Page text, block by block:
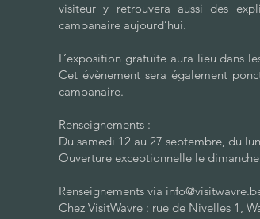
visiteur y retrouvera aussi des
campanaire aujourd’hui.
L’exposition gratuite aura lieu dans
Cet évènement sera également
campanaire.
Renseignements :
Du samedi 12 au 27 septembre, du
Ouverture exceptionnelle le
Renseignements via
Chez VisitWavre : rue de Nivelles 1,